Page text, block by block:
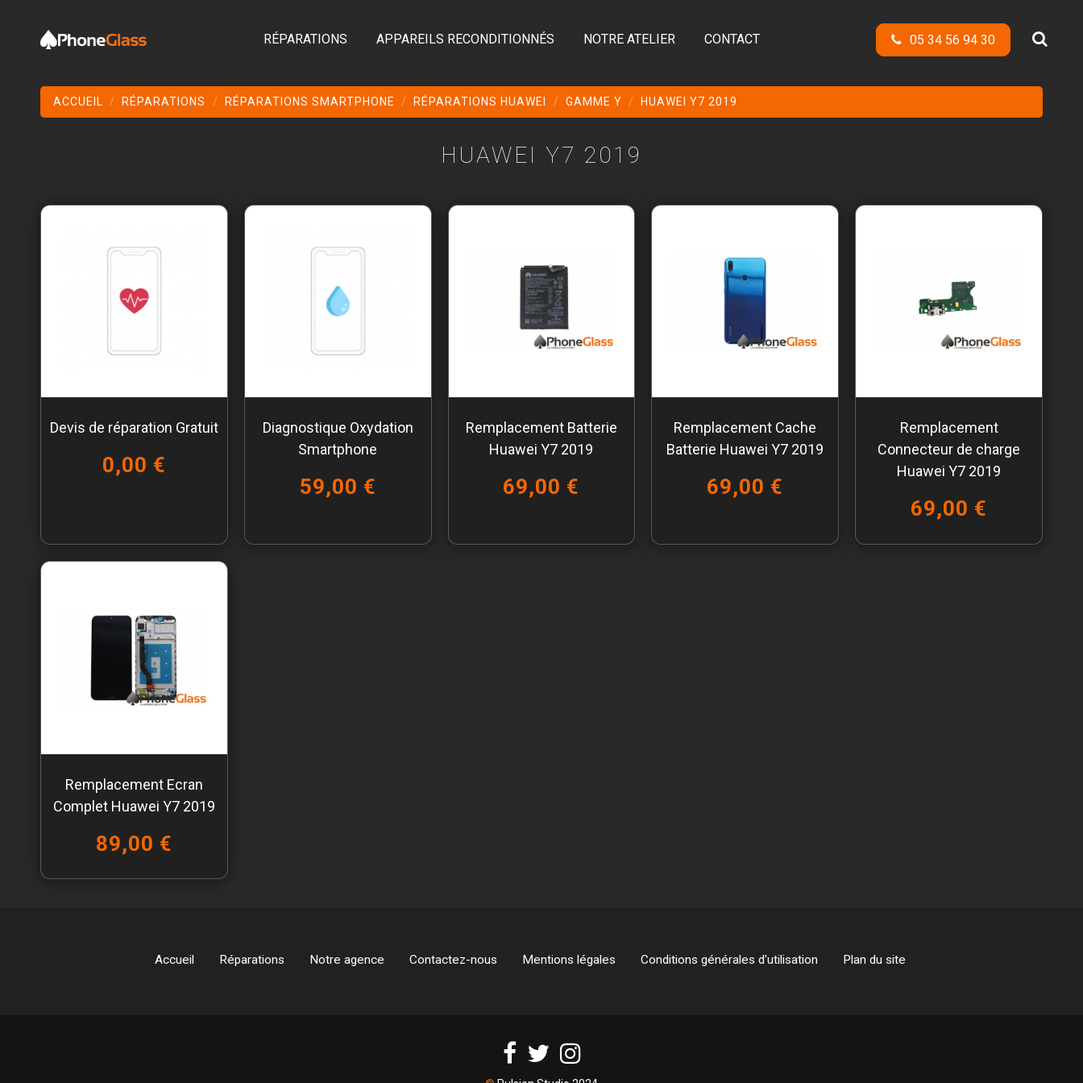
RÉPARATIONS APPAREILS RECONDITIONNÉS NOTRE ATELIER CONTACT 05 34 56 94 30
ACCUEIL RÉPARATIONS RÉPARATIONS SMARTPHONE RÉPARATIONS HUAWEI GAMME Y HUAWEI Y7 2019
HUAWEI Y7 2019
Devis de réparation Gratuit
0,00 €
Diagnostique Oxydation
Smartphone
59,00 €
Remplacement Batterie
Huawei Y7 2019
69,00 €
Remplacement Cache
Batterie Huawei Y7 2019
69,00 €
Remplacement
Connecteur de charge
Huawei Y7 2019
69,00 €
Remplacement Ecran
Complet Huawei Y7 2019
89,00 €
Accueil Réparations Notre agence Contactez-nous Mentions légales Conditions générales d'utilisation Plan du site